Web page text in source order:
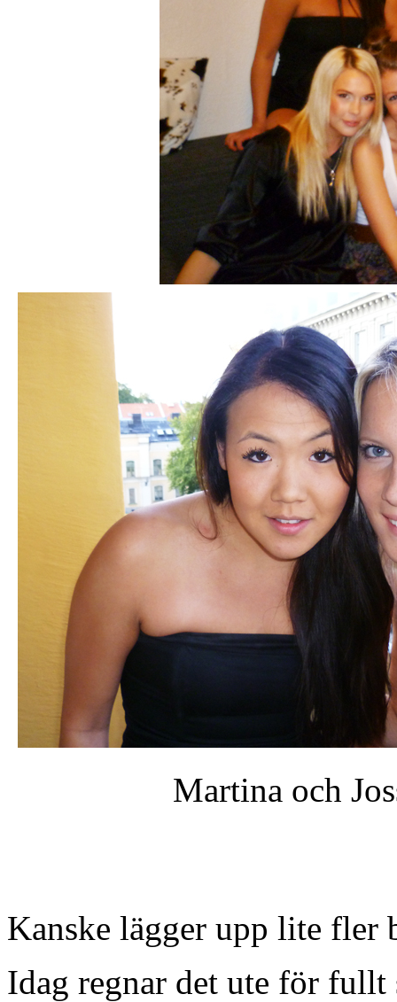
Martina och
Kanske lägger upp lite fler
Idag regnar det ute för